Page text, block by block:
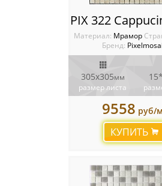
Материал: Мрамор
Бренд:
305x305мм
размер листа
9558 руб/м
КУПИТЬ